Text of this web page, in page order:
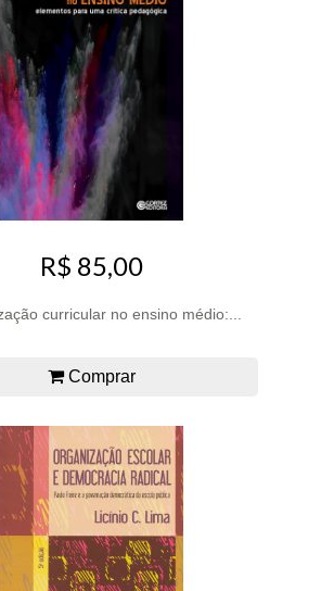
R$ 85,00
curricular no ensino médio:...
Comprar